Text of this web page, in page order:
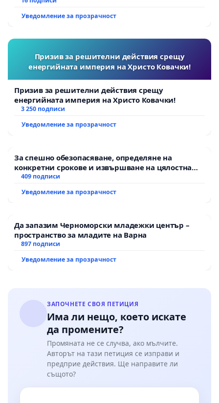
Уведомление за прозрачност
Призив за решителни действия срещу
енергийната империя на Христо Ковачки!
Призив за решителни действия срещу
енергийната империя на Христо Ковачки!
3 250 подписи
Уведомление за прозрачност
За спешно обезопасяване, определяне на
конкретни срокове и извършване на цялостна
рехабилитация на републиканския път между
Мирово - к.к. Момин проход
409 подписи
Уведомление за прозрачност
Да запазим Черноморски младежки център –
пространство за младите на Варна
897 подписи
Уведомление за прозрачност
ЗАПОЧНЕТЕ СВОЯ ПЕТИЦИЯ
Има ли нещо, което искате
да промените?
Промяната не се случва, ако мълчите.
Авторът на тази петиция се изправи и
предприе действия. Ще направите ли
същото?